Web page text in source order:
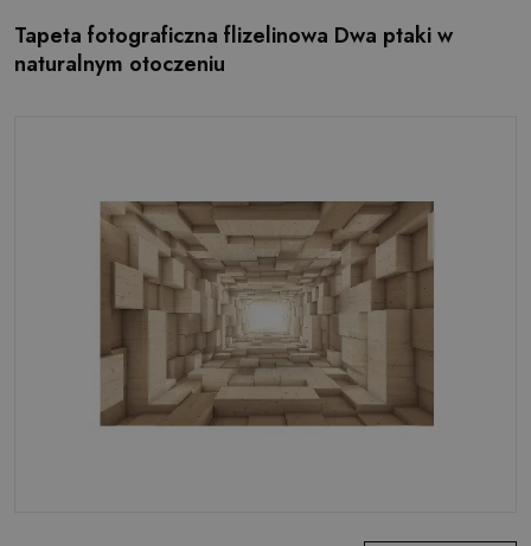
Tapeta fotograficzna flizelinowa Dwa ptaki w
naturalnym otoczeniu